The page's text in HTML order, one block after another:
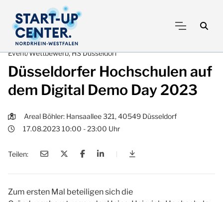
Event/Wettbewerb, HS Düsseldorf
Düsseldorfer Hochschulen auf
dem Digital Demo Day 2023
Areal Böhler: Hansaallee 321, 40549 Düsseldorf
17.08.2023 10:00 - 23:00 Uhr
Teilen:
Düsseldorfer
Zum ersten Mal beteiligen sich die